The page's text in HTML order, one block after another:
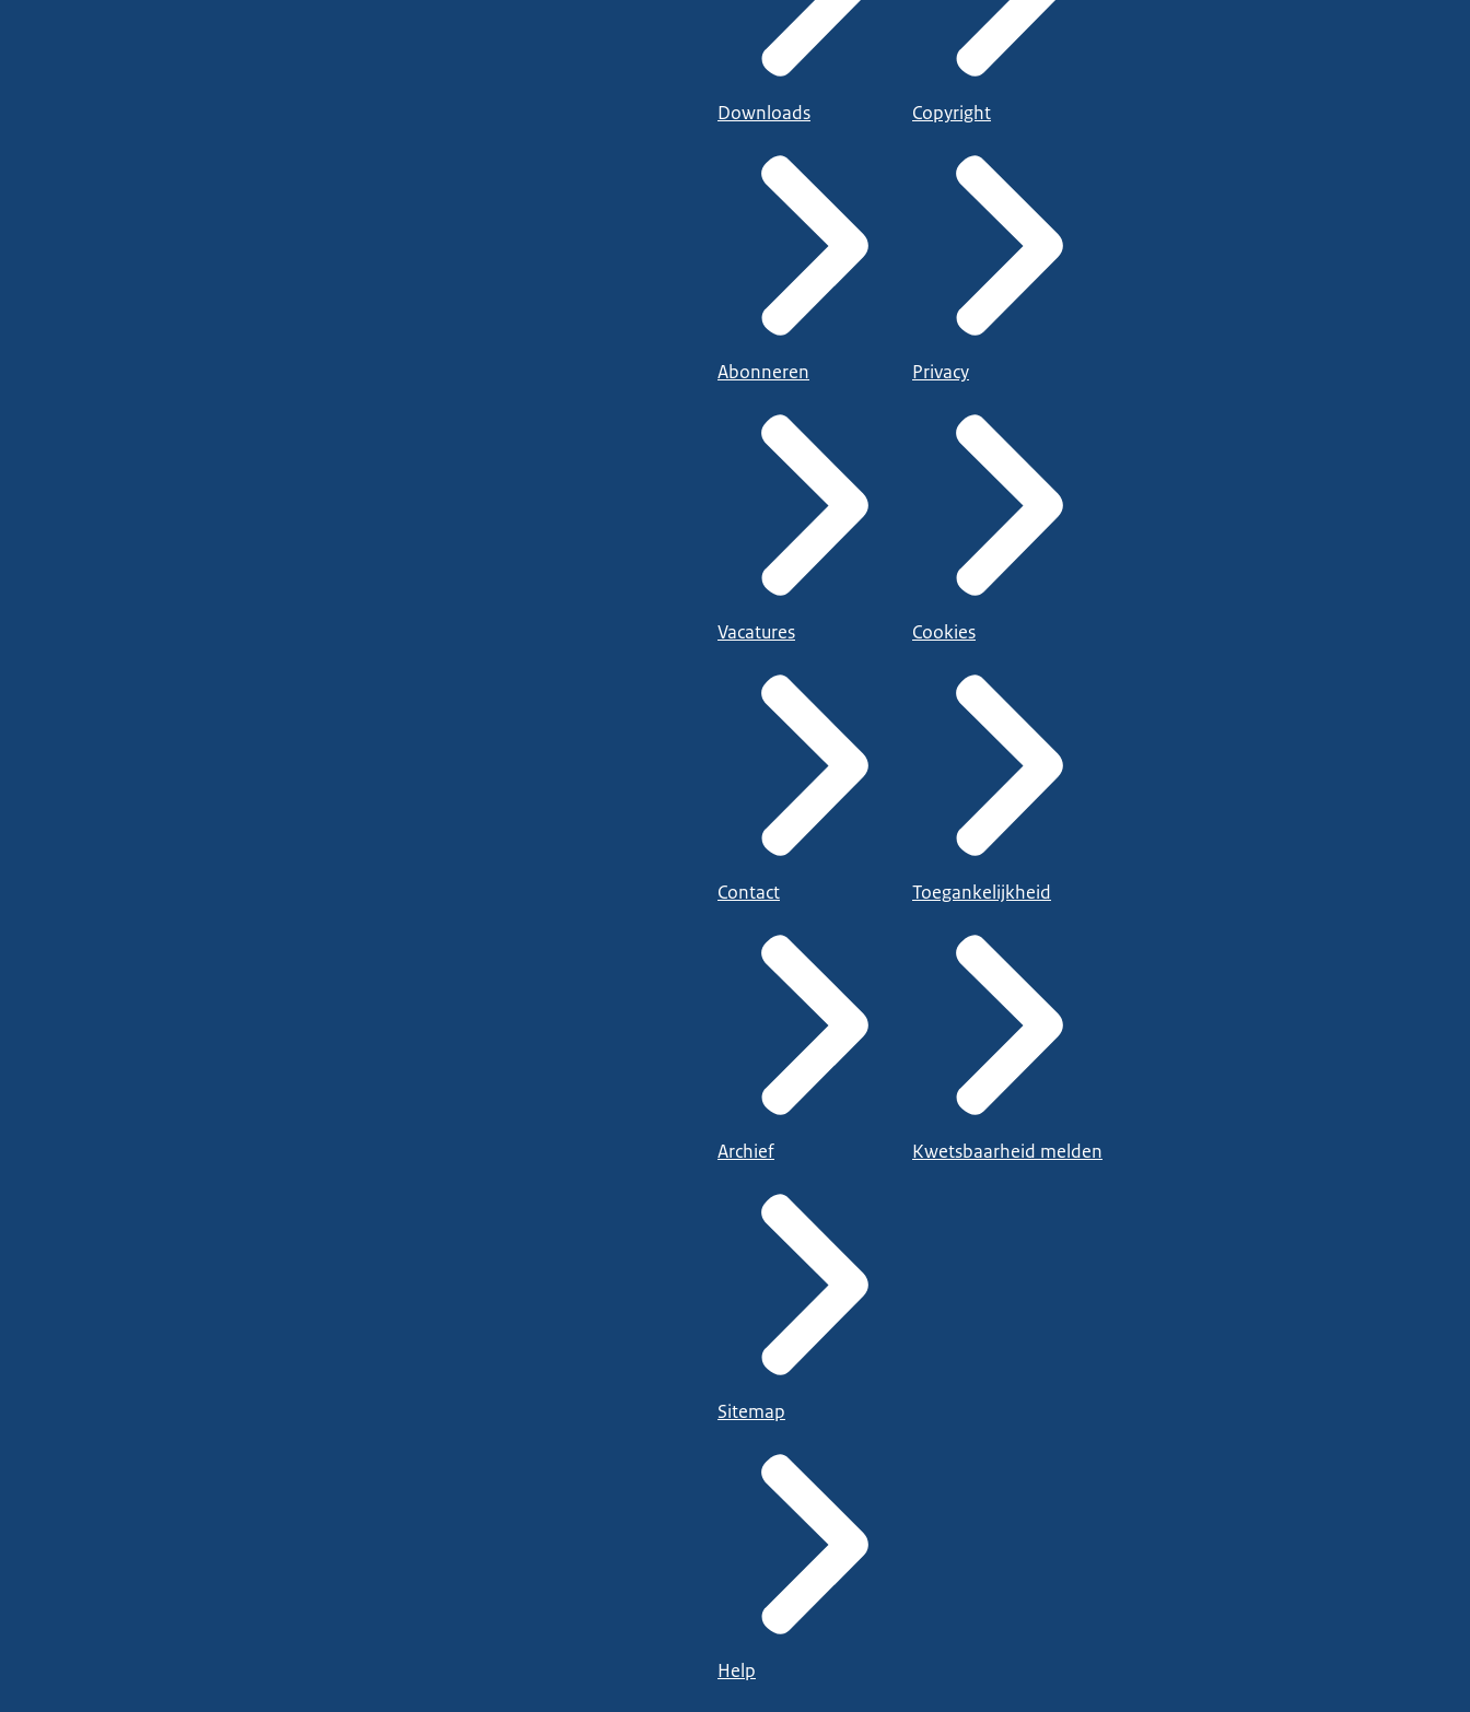
Downloads
Abonneren
Vacatures
Contact
Archief
Sitemap
Help
Copyright
Privacy
Cookies
Toegankelijkheid
Kwetsbaarheid melden